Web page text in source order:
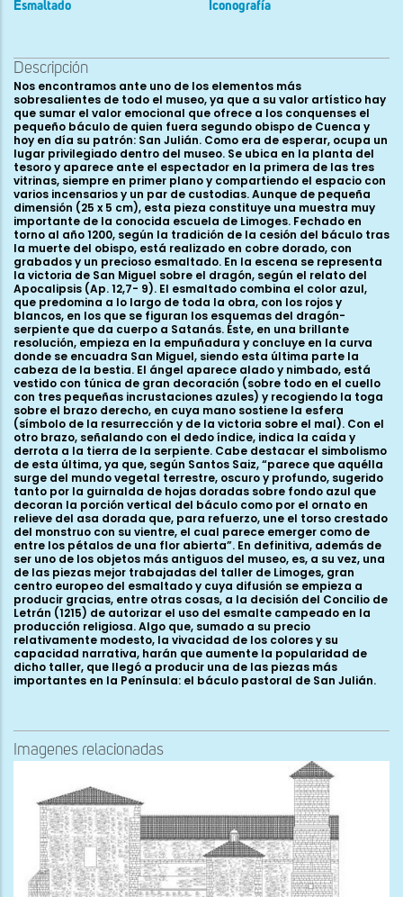
Esmaltado Iconografía
Descripción
Nos encontramos ante uno de los elementos más
sobresalientes de todo el museo, ya que a su valor artístico hay
que sumar el valor emocional que ofrece a los conquenses el
pequeño báculo de quien fuera segundo obispo de Cuenca y
hoy en día su patrón: San Julián. Como era de esperar, ocupa un
lugar privilegiado dentro del museo. Se ubica en la planta del
tesoro y aparece ante el espectador en la primera de las tres
vitrinas, siempre en primer plano y compartiendo el espacio con
varios incensarios y un par de custodias. Aunque de pequeña
dimensión (25 x 5 cm), esta pieza constituye una muestra muy
importante de la conocida escuela de Limoges. Fechado en
torno al año 1200, según la tradición de la cesión del báculo tras
la muerte del obispo, está realizado en cobre dorado, con
grabados y un precioso esmaltado. En la escena se representa
la victoria de San Miguel sobre el dragón, según el relato del
Apocalipsis (Ap. 12,7- 9). El esmaltado combina el color azul,
que predomina a lo largo de toda la obra, con los rojos y
blancos, en los que se figuran los esquemas del dragón-
serpiente que da cuerpo a Satanás. Éste, en una brillante
resolución, empieza en la empuñadura y concluye en la curva
donde se encuadra San Miguel, siendo esta última parte la
cabeza de la bestia. El ángel aparece alado y nimbado, está
vestido con túnica de gran decoración (sobre todo en el cuello
con tres pequeñas incrustaciones azules) y recogiendo la toga
sobre el brazo derecho, en cuya mano sostiene la esfera
(símbolo de la resurrección y de la victoria sobre el mal). Con el
otro brazo, señalando con el dedo índice, indica la caída y
derrota a la tierra de la serpiente. Cabe destacar el simbolismo
de esta última, ya que, según Santos Saiz, “parece que aquélla
surge del mundo vegetal terrestre, oscuro y profundo, sugerido
tanto por la guirnalda de hojas doradas sobre fondo azul que
decoran la porción vertical del báculo como por el ornato en
relieve del asa dorada que, para refuerzo, une el torso crestado
del monstruo con su vientre, el cual parece emerger como de
entre los pétalos de una flor abierta”. En definitiva, además de
ser uno de los objetos más antiguos del museo, es, a su vez, una
de las piezas mejor trabajadas del taller de Limoges, gran
centro europeo del esmaltado y cuya difusión se empieza a
producir gracias, entre otras cosas, a la decisión del Concilio de
Letrán (1215) de autorizar el uso del esmalte campeado en la
producción religiosa. Algo que, sumado a su precio
relativamente modesto, la vivacidad de los colores y su
capacidad narrativa, harán que aumente la popularidad de
dicho taller, que llegó a producir una de las piezas más
importantes en la Península: el báculo pastoral de San Julián.
Imagenes relacionadas